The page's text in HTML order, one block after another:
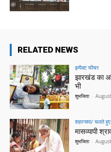
RELATED NEWS
इम्पैक्ट फीचर
झारखंड का
भी
शुभजिता -
शहरनामा/ चलते हुए
मासव्यापी
शुभजिता -